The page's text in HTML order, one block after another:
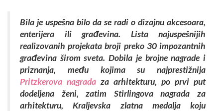
Bila je uspešna bilo da se radi o dizajnu akcesoara,
enterijera ili građevina. Lista najuspešnijih
realizovanih projekata broji preko 30 impozantnih
građevina širom sveta. Dobila je brojne nagrade i
priznanja, među kojima su najprestižnija
Pritzkerova nagrada za arhitekturu, po prvi put
dodeljena ženi, zatim Stirlingova nagrada za
arhitekturu, Kraljevska zlatna medalja koju